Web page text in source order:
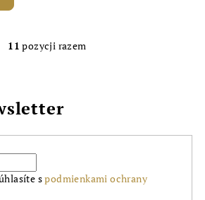
K
t
r
o
i
11 pozycji razem
spodmienkami ochrany